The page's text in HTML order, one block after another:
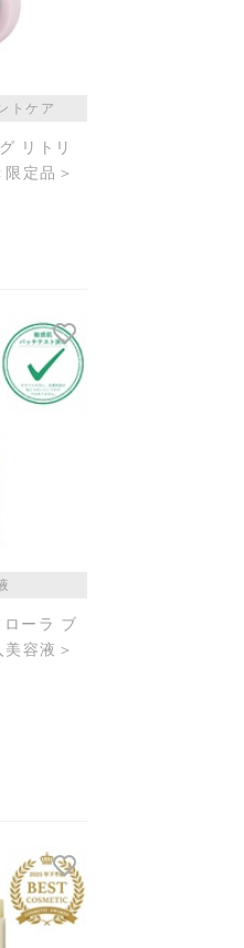
トケア
リトリ
定品＞
ローラ ブ
容液＞